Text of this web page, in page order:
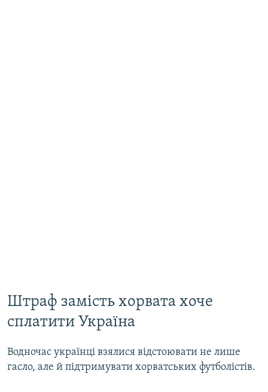
Штраф замість хорвата хоче
сплатити Україна
Водночас українці взялися відстоювати не лише
гасло, але й підтримувати хорватських футболістів.